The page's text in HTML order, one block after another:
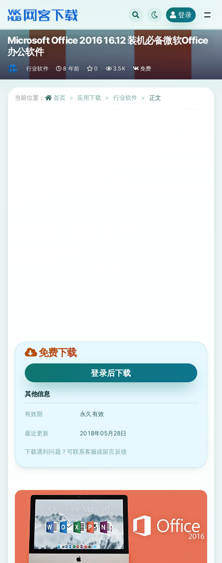
登录
Microsoft Office 2016 16.12 装机必备微软Office
办公软件
行业软件 8 年前 0 3.5K 免费
当前位置： 首页 应用下载 行业软件 正文
免费下载
登录后下载
其他信息
有效期 永久有效
最近更新 2018年05月28日
下载遇到问题？可联系客服或留言反馈
全部